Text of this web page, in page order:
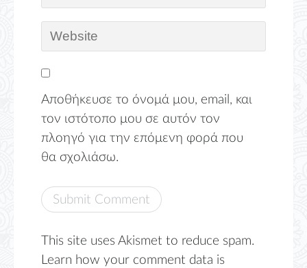
Αποθήκευσε το όνομά μου, email, και
τον ιστότοπο μου σε αυτόν τον
πλοηγό για την επόμενη φορά που
θα σχολιάσω.
This site uses Akismet to reduce spam.
Learn how your comment data is